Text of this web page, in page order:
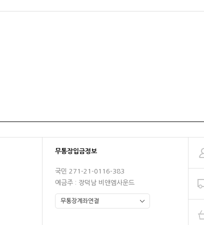
무통장입금정보
국민 271-21-0116-383
예금주 : 장덕남 비앤엠사운드